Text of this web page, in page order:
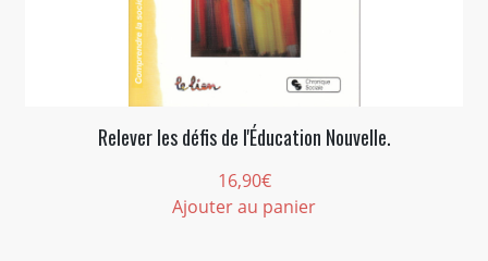
Relever les défis de l'Éducation Nouvelle.
16,90€
Ajouter au panier